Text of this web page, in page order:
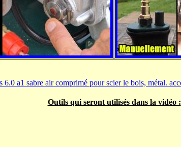
Outils qui seront utilisés dans la vidéo :